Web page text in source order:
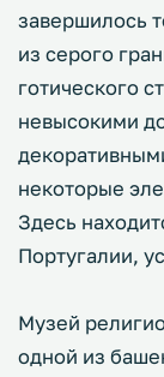
завершилось
из серого
готического
невысокими
некоторые
Здесь
Португалии,
Музей
одной из